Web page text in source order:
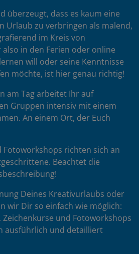
überzeugt, dass es kaum eine
Urlaub zu verbringen als malend,
im Kreis von
in den Ferien oder online
will oder seine Kenntnisse
möchte, ist hier genau richtig!
am Tag arbeitet Ihr auf
Gruppen intensiv mit einem
An einem Ort, der Euch
Fotoworkshops richten sich an
Beachtet die
Deines Kreativurlaubs oder
wir Dir so einfach wie möglich:
Zeichenkurse und Fotoworkshops
ausführlich und detailliert